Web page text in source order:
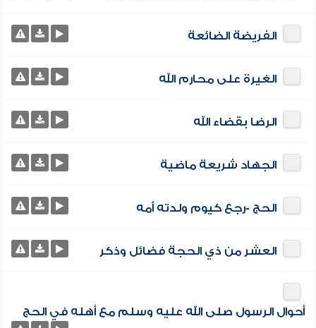
الفريضة الضائعة
الغيرة على محارم الله
الرضا بقضاء الله
الجهاد شريعة ماضية
الحج -رجع كيوم ولدته أمه
العشر من ذي الحجة فضائل وذكر
أحوال الرسول صلى الله عليه وسلم مع أهله في الحج